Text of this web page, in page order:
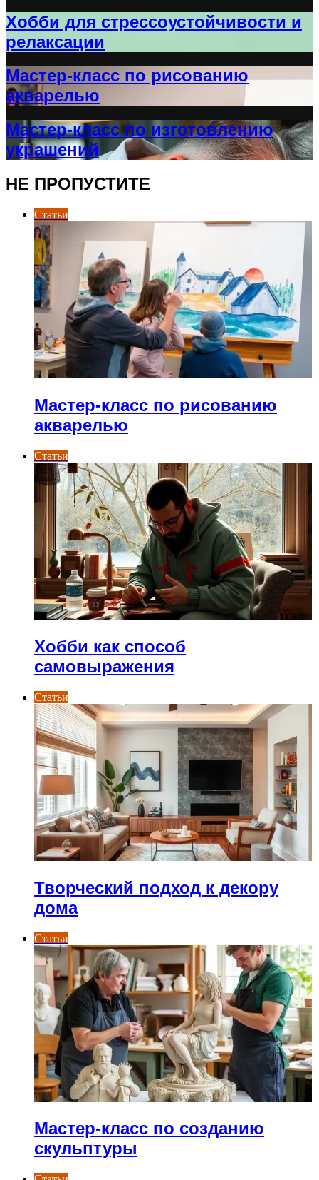
Хобби для стрессоустойчивости и
релаксации
Мастер-класс по рисованию
акварелью
Мастер-класс по изготовлению
украшений
НЕ ПРОПУСТИТЕ
Статьи
Мастер-класс по рисованию
акварелью
Статьи
Хобби как способ
самовыражения
Статьи
Творческий подход к декору
дома
Статьи
Мастер-класс по созданию
скульптуры